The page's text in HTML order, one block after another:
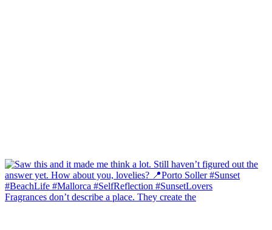
Fragrances don’t describe a place. They create the